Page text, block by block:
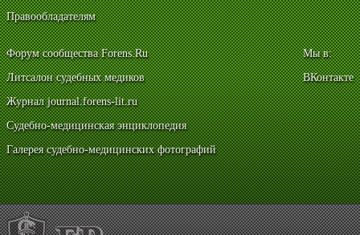
Правообладателям
Форум сообщества Forens.Ru
Литсалон судебных медиков
Журнал journal.forens-lit.ru
Судебно-медицинская энциклопедия
Галерея судебно-медицинских фотографий
Мы в:
ВКонтакте